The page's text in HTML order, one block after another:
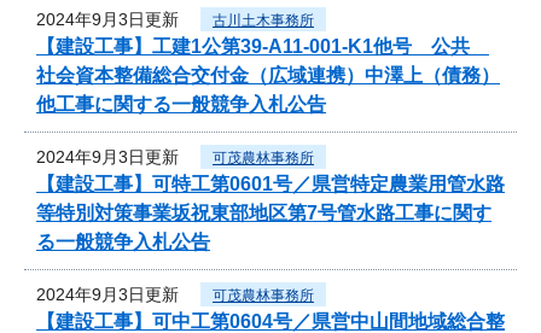
2024年9月3日更新 古川土木事務所
【建設工事】工建1公第39-A11-001-K1他号 公共
社会資本整備総合交付金（広域連携）中澤上（債務）
他工事に関する一般競争入札公告
2024年9月3日更新 可茂農林事務所
【建設工事】可特工第0601号／県営特定農業用管水路
等特別対策事業坂祝東部地区第7号管水路工事に関す
る一般競争入札公告
2024年9月3日更新 可茂農林事務所
【建設工事】可中工第0604号／県営中山間地域総合整